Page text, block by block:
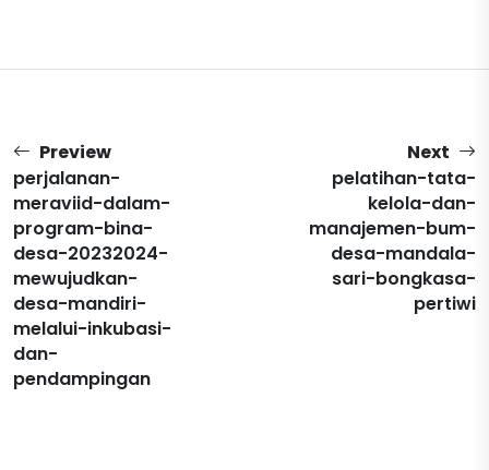
Preview
perjalanan-
meraviid-dalam-
program-bina-
desa-20232024-
mewujudkan-
desa-mandiri-
melalui-inkubasi-
dan-
pendampingan
Next
pelatihan-tata-
kelola-dan-
manajemen-bum-
desa-mandala-
sari-bongkasa-
pertiwi